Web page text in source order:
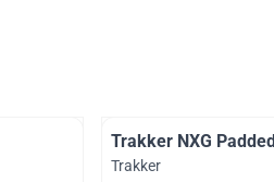
Trakker NXG
Merk:
Trakker